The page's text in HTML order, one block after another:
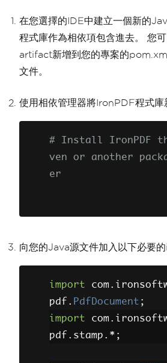
在您選擇的IDE中建立一個新的
程式庫作為相依項包含進去。 您
artifact新增到您的專案的
文件。
使用相依管理器將IronPDF程式庫
# Install IronPDF
ven or another
er
向您的Java源文件加入以下必要
import com .
pdf . PdfDocument ;
import com .
pdf . stamp .*;